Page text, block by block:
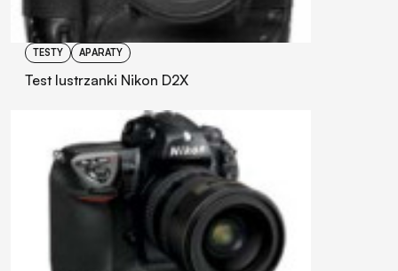
TESTY APARATY
Test lustrzanki Nikon D2X